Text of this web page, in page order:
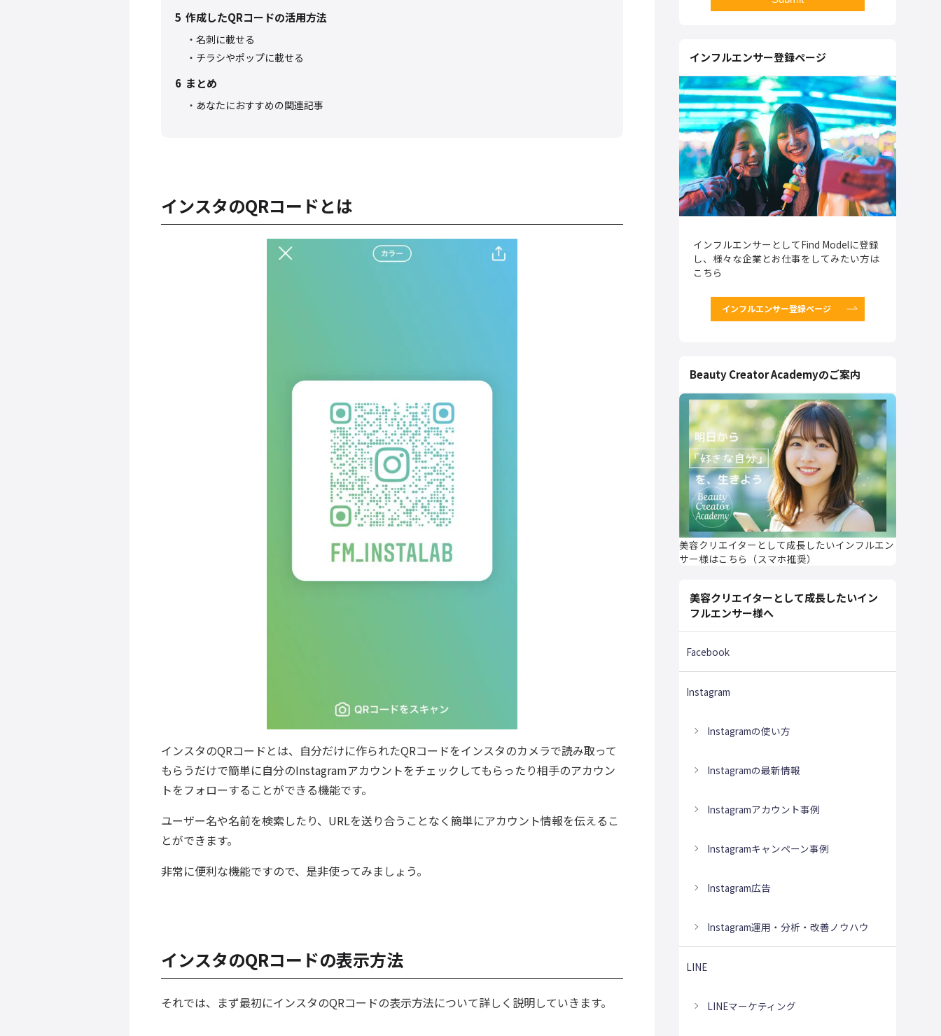
5 作成したQRコードの活用方法
名刺に載せる
チラシやポップに載せる
6 まとめ
あなたにおすすめの関連記事
インスタのQRコードとは
インスタのQRコードとは、自分だけに作られたQRコードをインスタのカメラで読み取って
もらうだけで簡単に自分のInstagramアカウントをチェックしてもらったり相手のアカウン
トをフォローすることができる機能です。
ユーザー名や名前を検索したり、URLを送り合うことなく簡単にアカウント情報を伝えるこ
とができます。
非常に便利な機能ですので、是非使ってみましょう。
インスタのQRコードの表示方法
それでは、まず最初にインスタのQRコードの表示方法について詳しく説明していきます。
インフルエンサー登録ページ
インフルエンサーとしてFind Modelに登録
し、様々な企業とお仕事をしてみたい方は
こちら
インフルエンサー登録ページ
Beauty Creator Academyのご案内
美容クリエイターとして成長したいインフルエン
サー様はこちら（スマホ推奨）
美容クリエイターとして成長したいイン
フルエンサー様へ
Facebook
Instagram
Instagramの使い方
Instagramの最新情報
Instagramアカウント事例
Instagramキャンペーン事例
Instagram広告
Instagram運用・分析・改善ノウハウ
LINE
LINEマーケティング